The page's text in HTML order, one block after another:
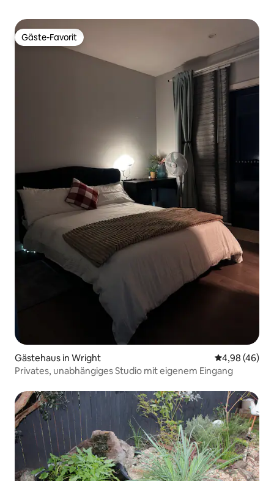
Gäste-Favorit
Gäste-Favorit
Gästehaus in Wright
4,98 (46)
Privates, unabhängiges Studio mit eigenem Eingang